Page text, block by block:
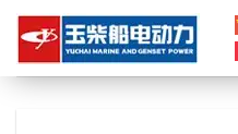
Skip
content